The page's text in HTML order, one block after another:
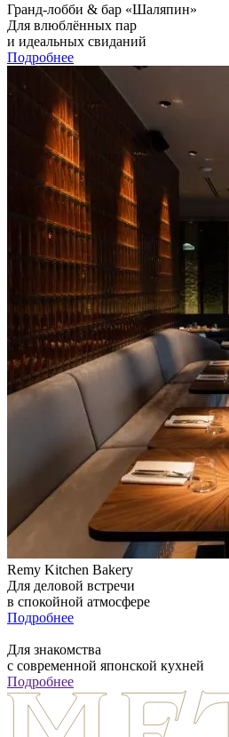
Гранд-лобби & бар «Шаляпин»
Для влюблённых пар
и идеальных свиданий
Подробнее
Remy Kitchen Bakery
Для деловой встречи
в спокойной атмосфере
Подробнее
Для знакомства
с современной японской кухней
Подробнее